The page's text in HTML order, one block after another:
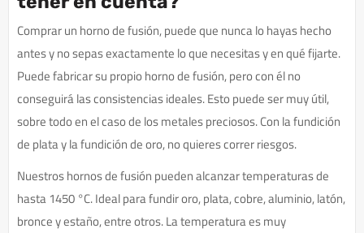
Comprar un horno de fusión, puede que nunca lo hayas hecho
antes y no sepas exactamente lo que necesitas y en qué fijarte.
Puede fabricar su propio horno de fusión, pero con él no
conseguirá las consistencias ideales. Esto puede ser muy útil,
sobre todo en el caso de los metales preciosos. Con la fundición
de plata y la fundición de oro, no quieres correr riesgos.
Nuestros hornos de fusión pueden alcanzar temperaturas de
hasta 1450 °C. Ideal para fundir oro, plata, cobre, aluminio, latón,
bronce y estaño, entre otros. La temperatura es muy